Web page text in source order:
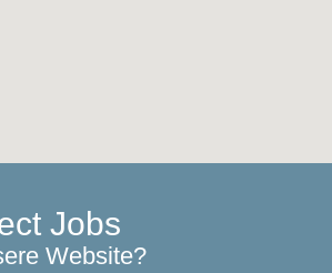
Jobs
Website?